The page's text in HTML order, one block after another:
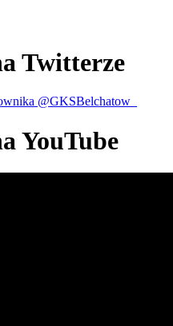
Twitterze
@GKSBelchatow_
YouTube